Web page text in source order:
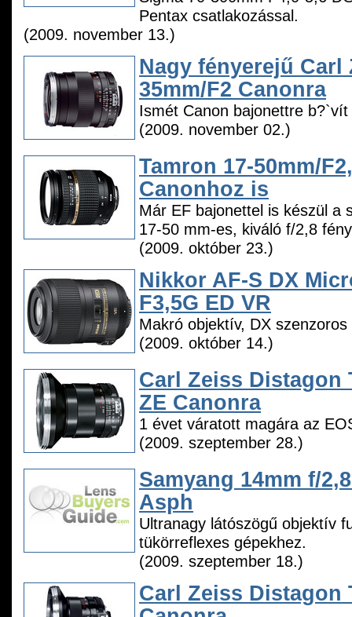
Pentax csatlakozással.
(2009. november 13.)
Nagy fényerejű Carl
35mm/F2 Canonra
Ismét Canon bajonettre
(2009. november 02.)
Tamron 17-50mm/
Canonhoz is
Már EF bajonettel is készül a
17-50 mm-es, kiváló f/2,8
(2009. október 23.)
Nikkor AF-S DX
F3,5G ED VR
Makró objektív, DX
(2009. október 14.)
Carl Zeiss Distagon
ZE Canonra
1 évet váratott magára az
(2009. szeptember 28.)
Samyang 14mm f/
Asph
Ultranagy látószögű objektív
tükörreflexes gépekhez.
(2009. szeptember 18.)
Carl Zeiss Distagon